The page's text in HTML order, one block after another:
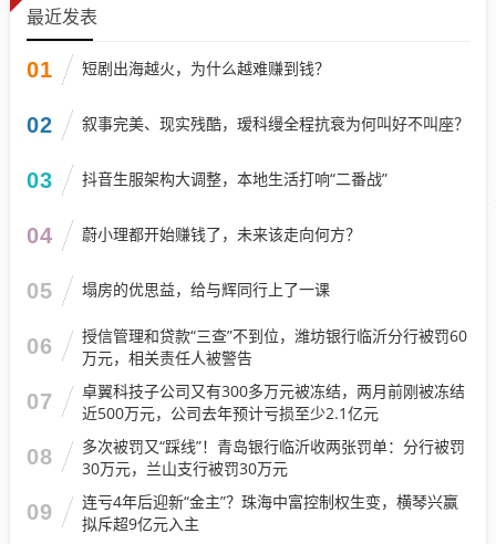
最近发表
01 短剧出海越火，为什么越难赚到钱？
02 叙事完美、现实残酷，瑷科缦全程抗衰为何叫好不叫座？
03 抖音生服架构大调整，本地生活打响“二番战”
04 蔚小理都开始赚钱了，未来该走向何方？
05 塌房的优思益，给与辉同行上了一课
06
授信管理和贷款“三查”不到位，潍坊银行临沂分行被罚60
万元，相关责任人被警告
07
卓翼科技子公司又有300多万元被冻结，两月前刚被冻结
近500万元，公司去年预计亏损至少2.1亿元
08
多次被罚又“踩线”！青岛银行临沂收两张罚单：分行被罚
30万元，兰山支行被罚30万元
09
连亏4年后迎新“金主”？珠海中富控制权生变，横琴兴赢
拟斥超9亿元入主